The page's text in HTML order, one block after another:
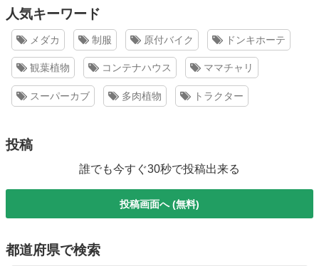
人気キーワード
メダカ 制服 原付バイク ドンキホーテ
観葉植物 コンテナハウス ママチャリ
スーパーカブ 多肉植物 トラクター
投稿
誰でも今すぐ30秒で投稿出来る
投稿画面へ (無料)
都道府県で検索